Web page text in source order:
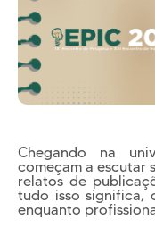
MISSÃO, VISÃO E
CERTIFICAÇÕES
Responsabilidade
METODOLOGIA E
Cursos Presenciais
EQUIPE
E CORPO DOCENTE
INFRAESTRUTURA
Conheça nosso
Chegando na
começam a escutar
relatos de
tudo isso significa,
enquanto